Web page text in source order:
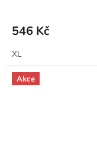
546 Kč
XL
Akce